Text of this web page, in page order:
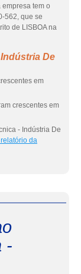
tem o
562, que se
de LISBOA na
De
em
crescentes em
- Indústria De
da
-